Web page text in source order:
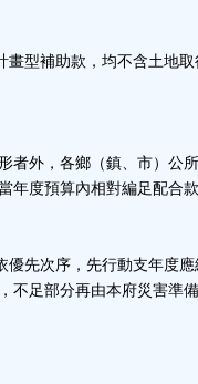
畫型補助款，均不含土地取
者外，各鄉（鎮、市）公
年度預算內相對編足配合
優先次序，先行動支年度應
不足部分再由本府災害準